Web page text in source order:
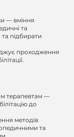
— вміння
та
підбирати
проходження
терапевтам —
до
методів
та